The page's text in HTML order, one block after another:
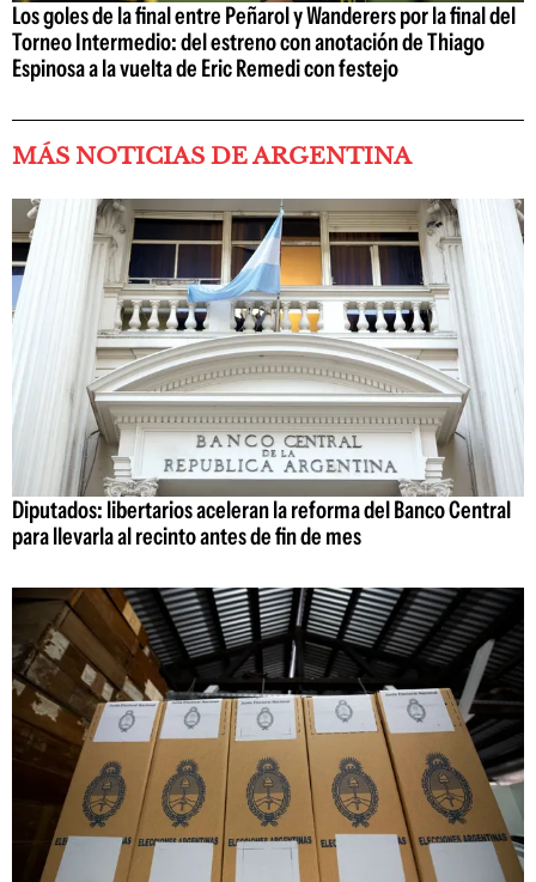
Los goles de la final entre Peñarol y Wanderers por la final del
Torneo Intermedio: del estreno con anotación de Thiago
Espinosa a la vuelta de Eric Remedi con festejo
MÁS NOTICIAS DE ARGENTINA
Diputados: libertarios aceleran la reforma del Banco Central
para llevarla al recinto antes de fin de mes